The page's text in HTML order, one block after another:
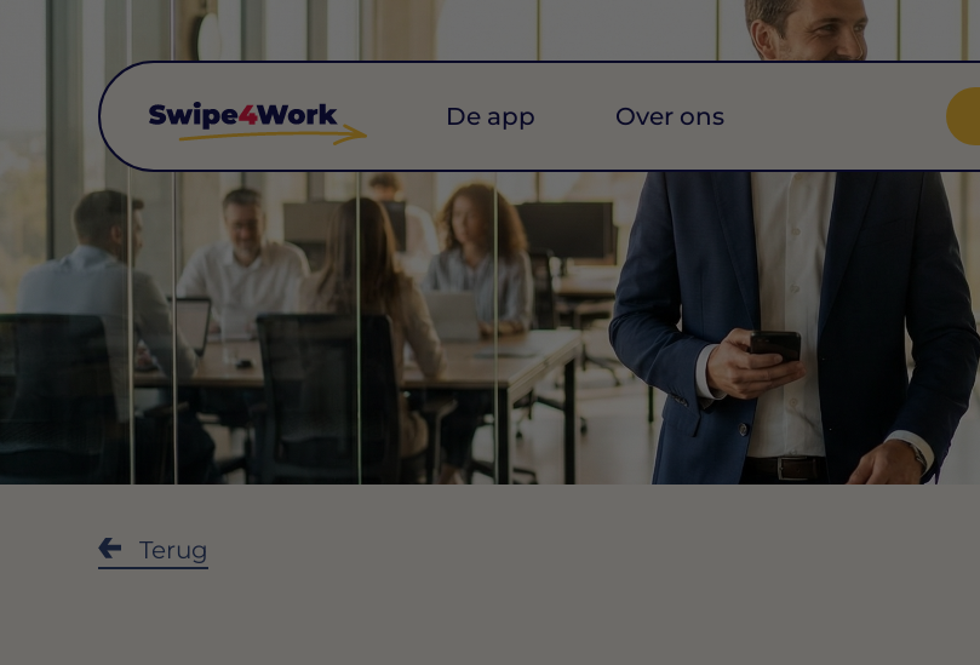
De app Over ons
Terug